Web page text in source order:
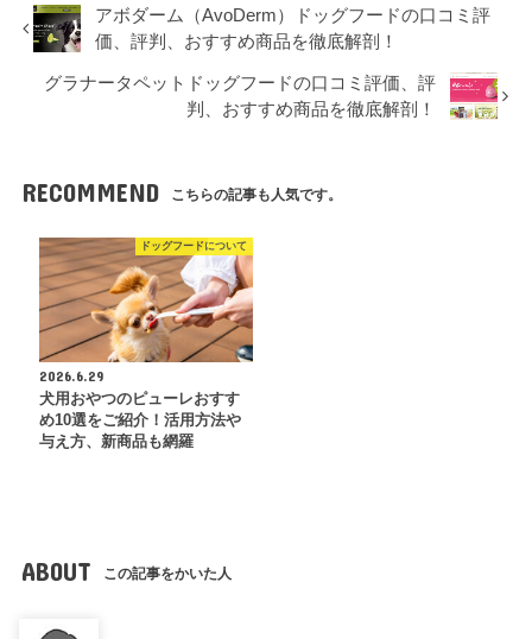
アボダーム（AvoDerm）ドッグフードの口コミ評
価、評判、おすすめ商品を徹底解剖！
グラナータペットドッグフードの口コミ評価、評
判、おすすめ商品を徹底解剖！
RECOMMEND こちらの記事も人気です。
ドッグフードについて
2026.6.29
犬用おやつのピューレおすす
め10選をご紹介！活用方法や
与え方、新商品も網羅
ABOUT この記事をかいた人